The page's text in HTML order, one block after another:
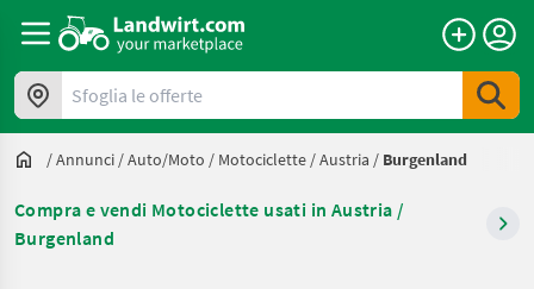
Sfoglia le offerte
/Annunci /Auto/moto / Motociclette /Austria / Burgenland
Compra e vendi Motociclette usati in Austria /
Burgenland